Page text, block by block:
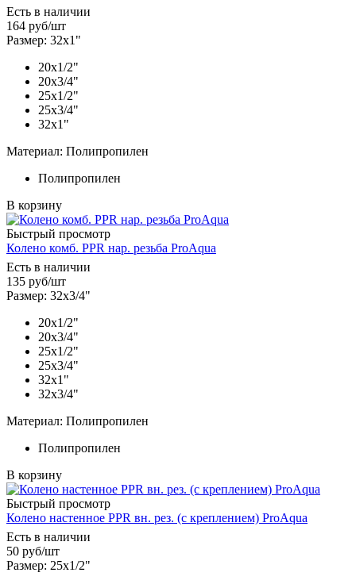
Есть в наличии
164 руб/шт
Размер: 32х1"
20х1/2"
20х3/4"
25х1/2"
25х3/4"
32х1"
Материал: Полипропилен
Полипропилен
В корзину
Быстрый просмотр
Колено комб. PPR нар. резьба ProAqua
Есть в наличии
135 руб/шт
Размер: 32х3/4"
20х1/2"
20х3/4"
25х1/2"
25х3/4"
32х1"
32х3/4"
Материал: Полипропилен
Полипропилен
В корзину
Быстрый просмотр
Колено настенное PPR вн. рез. (с креплением) ProAqua
Есть в наличии
50 руб/шт
Размер: 25х1/2"